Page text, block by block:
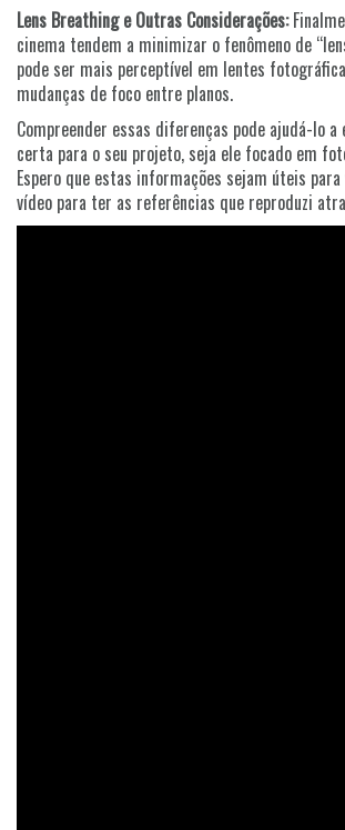
Lens Breathing e Outras Considerações:
cinema tendem a minimizar o fenômeno de
pode ser mais perceptível em lentes
mudanças de foco entre planos.
Compreender essas diferenças pode ajudá-lo
certa para o seu projeto, seja ele focado em
Espero que estas informações sejam úteis
vídeo para ter as referências que reproduzi